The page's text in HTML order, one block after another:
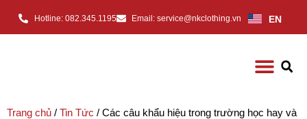
Hotline: 082.345.1195 Email: service@nkclothing.vn EN
Trang chủ / Tin Tức / Các câu khẩu hiệu trong trường học hay và